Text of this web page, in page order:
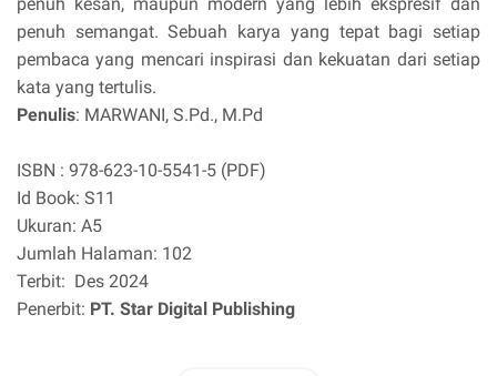
penuh semangat. Sebuah karya yang tepat bagi setiap
pembaca yang mencari inspirasi dan kekuatan dari setiap
kata yang tertulis.
Penulis: MARWANI, S.Pd., M.Pd
ISBN : 978-623-10-5541-5 (PDF)
Id Book: S11
Ukuran: A5
Jumlah Halaman: 102
Terbit: Des 2024
Penerbit: PT. Star Digital Publishing